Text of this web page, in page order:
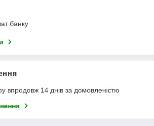
банку
впродовж 14 днів за домовленістю